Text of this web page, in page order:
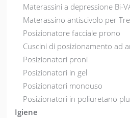
Materassini a depressione Bi-
Materassino antiscivolo per
Posizionatore facciale prono
Cuscini di posizionamento ad
Posizionatori proni
Posizionatori in gel
Posizionatori monouso
Posizionatori in poliuretano
Igiene